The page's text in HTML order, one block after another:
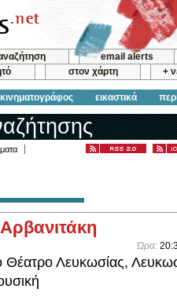
email alerts
στον χάρτη +
κινηματογράφος εικαστικά
Ώρα:
Θέατρο Λευκωσίας,